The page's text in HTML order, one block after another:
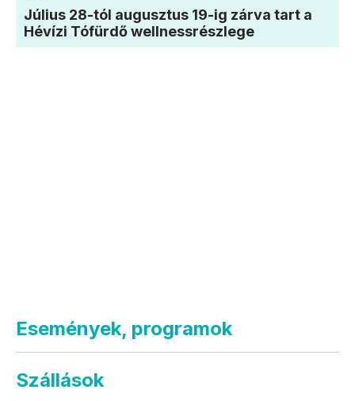
Július 28-tól augusztus 19-ig zárva tart a
Hévízi Tófürdő wellnessrészlege
Események, programok
Szállások